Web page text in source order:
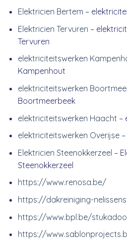
Elektricien Bertem –
Elektricien Tervuren –
Tervuren
elektriciteitswerken
Kampenhout
elektriciteitswerken
Boortmeerbeek
elektriciteitswerken Haacht –
elektriciteitswerken Overijse–
Elektricien Steenokkerzeel –
Steenokkerzeel
https://www.renosa.be/
https://dakreiniging-
https://www.bpl.be/
https://